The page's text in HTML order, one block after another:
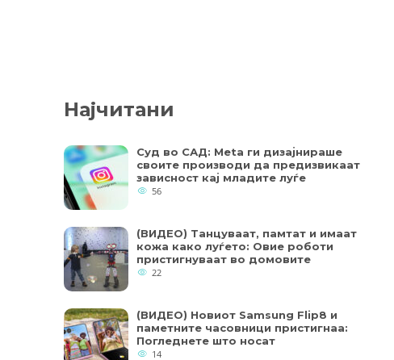
Најчитани
Суд во САД: Meta ги дизајнираше
своите производи да предизвикаат
зависност кај младите луѓе
56
(ВИДЕО) Танцуваат, памтат и имаат
кожа како луѓето: Овие роботи
пристигнуваат во домовите
22
(ВИДЕО) Новиот Samsung Flip8 и
паметните часовници пристигнаа:
Погледнете што носат
14